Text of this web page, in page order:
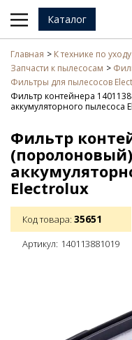
Каталог
Главная
К технике по
Запчасти к пылесосам
Фильтры для пылесосов
Фильтр контейнера
аккумуляторного пылесоса
Фильтр
Electrolux
Код товара: 35651
Артикул: 140113881019